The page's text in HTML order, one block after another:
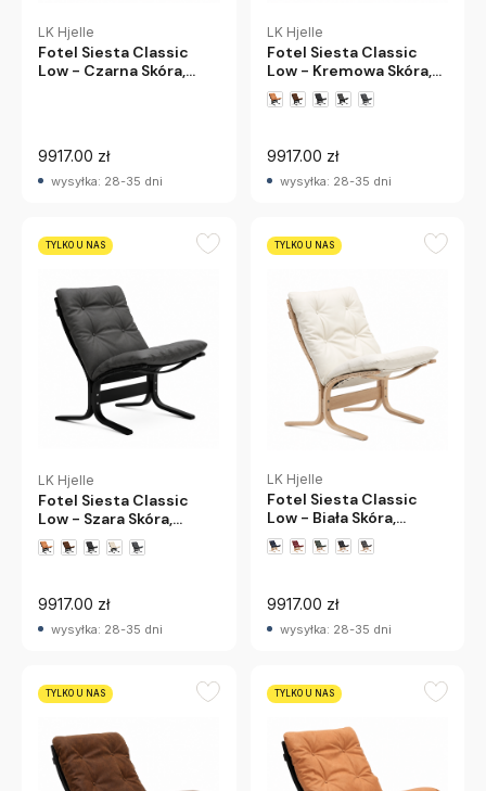
LK Hjelle
Fotel Siesta Classic
Low - Czarna Skóra,
9917.00 zł
wysyłka: 28-35 dni
LK Hjelle
Fotel Siesta Classic
Low - Kremowa Skóra,
Czarny Dąb Lk Hjelle
9917.00 zł
wysyłka: 28-35 dni
TYLKO U NAS
LK Hjelle
Fotel Siesta Classic
Low - Szara Skóra,
Czarny Dąb Lk Hjelle
9917.00 zł
wysyłka: 28-35 dni
TYLKO U NAS
LK Hjelle
Fotel Siesta Classic
Low - Biała Skóra,
Naturalny Dąb Lk Hjelle
9917.00 zł
wysyłka: 28-35 dni
TYLKO U NAS TYLKO U NAS